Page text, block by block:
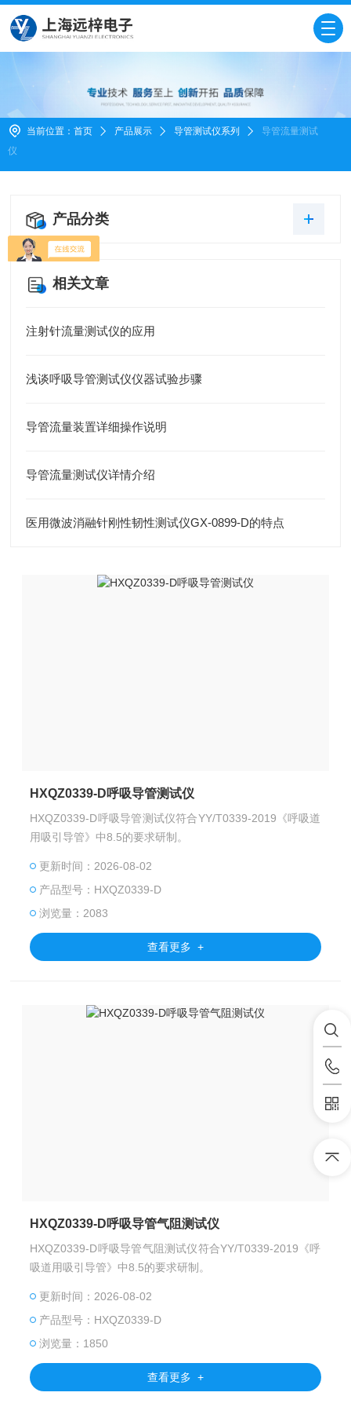
当前位置： 首页 产品展示 导管测试仪系列
导管流量测试
仪
产品分类
相关文章
注射针流量测试仪的应用
浅谈呼吸导管测试仪仪器试验步骤
导管流量装置详细操作说明
导管流量测试仪详情介绍
医用微波消融针刚性韧性测试仪GX-0899-D的特点
HXQZ0339-D呼吸导管测试仪
HXQZ0339-D呼吸导管测试仪符合YY/T0339-2019《呼吸道
用吸引导管》中8.5的要求研制。
更新时间：2026-08-02
产品型号：HXQZ0339-D
浏览量：2083
查看更多 +
HXQZ0339-D呼吸导管气阻测试仪
HXQZ0339-D呼吸导管气阻测试仪符合YY/T0339-2019《呼
吸道用吸引导管》中8.5的要求研制。
更新时间：2026-08-02
产品型号：HXQZ0339-D
浏览量：1850
查看更多 +